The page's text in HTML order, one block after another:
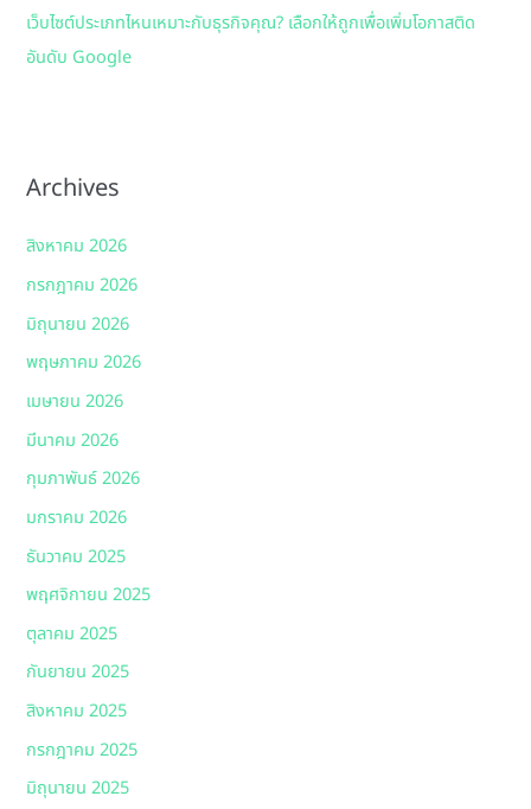
เว็บไซต์ประเภทไหนเหมาะกับธุรกิจคุณ? เลือกให้ถูกเพื่อเพิ่มโอกาสติด
อันดับ Google
Archives
สิงหาคม 2026
กรกฎาคม 2026
มิถุนายน 2026
พฤษภาคม 2026
เมษายน 2026
มีนาคม 2026
กุมภาพันธ์ 2026
มกราคม 2026
ธันวาคม 2025
พฤศจิกายน 2025
ตุลาคม 2025
กันยายน 2025
สิงหาคม 2025
กรกฎาคม 2025
มิถุนายน 2025